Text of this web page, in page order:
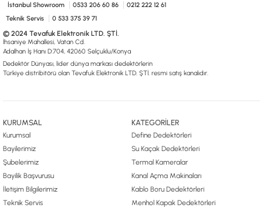
İstanbul Showroom
0533 206 60 86
0212 222 12 61
Teknik Servis
0 533 375 39 71
© 2024 Tevafuk Elektronik LTD. ŞTİ.
İhsaniye Mahallesi, Vatan Cd.
Adalhan İş Hanı D:704, 42060 Selçuklu/Konya
Dedektör Dünyası, lider dünya markası dedektörlerin
Türkiye distribitörü olan Tevafuk Elektronik LTD. ŞTİ. resmi satış kanalıdır.
KURUMSAL
Kurumsal
Bayilerimiz
Şubelerimiz
Bayilik Başvurusu
İletişim Bilgilerimiz
Teknik Servis
KATEGORİLER
Define Dedektörleri
Su Kaçak Dedektörleri
Termal Kameralar
Kanal Açma Makinaları
Kablo Boru Dedektörleri
Menhol Kapak Dedektörleri